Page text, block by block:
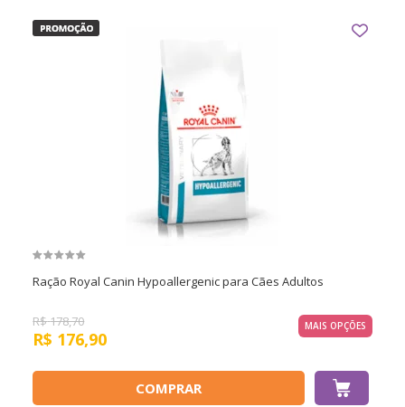
Ração Royal Canin Hypoallergenic para Cães Adultos
R$178,70
R$ 176,90
MAIS OPÇÕES
COMPRAR